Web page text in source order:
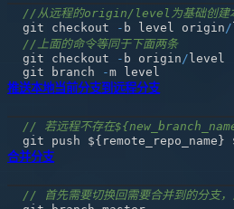
//从远程的origin/level为基础创建
git checkout
- b level origin /
//上面的命令等同于下面两条
git checkout
- b origin /
git branch
-
推送本地当前分支到远程分支
// 若远程不存在
git push ${ remote_repo_name }
合并分支
// 首先需要切换回需要合并到的分支